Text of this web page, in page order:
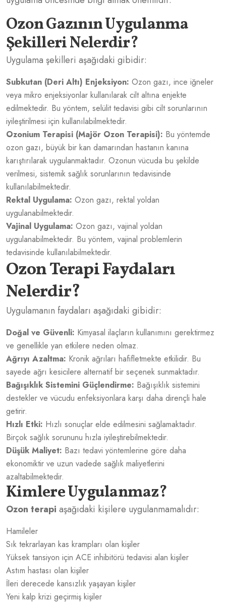
Ozon Gazının Uygulanma
Şekilleri Nelerdir?
Uygulama şekilleri aşağıdaki gibidir:
Subkutan (Deri Altı) Enjeksiyon: Ozon gazı, ince iğneler
veya mikro enjeksiyonlar kullanılarak cilt altına enjekte
edilmektedir. Bu yöntem, selülit tedavisi gibi cilt sorunlarının
iyileştirilmesi için kullanılabilmektedir.
Ozonium Terapisi (Majör Ozon Terapisi): Bu yöntemde
ozon gazı, büyük bir kan damarından hastanın kanına
karıştırılarak uygulanmaktadır. Ozonun vücuda bu şekilde
verilmesi, sistemik sağlık sorunlarının tedavisinde
kullanılabilmektedir.
Rektal Uygulama: Ozon gazı, rektal yoldan
uygulanabilmektedir.
Vajinal Uygulama: Ozon gazı, vajinal yoldan
uygulanabilmektedir. Bu yöntem, vajinal problemlerin
tedavisinde kullanılabilmektedir.
Ozon Terapi Faydaları
Nelerdir?
Uygulamanın faydaları aşağıdaki gibidir:
Doğal ve Güvenli: Kimyasal ilaçların kullanımını gerektirmez
ve genellikle yan etkilere neden olmaz.
Ağrıyı Azaltma: Kronik ağrıları hafifletmekte etkilidir. Bu
sayede ağrı kesicilere alternatif bir seçenek sunmaktadır.
Bağışıklık Sistemini Güçlendirme: Bağışıklık sistemini
destekler ve vücudu enfeksiyonlara karşı daha dirençli hale
getirir.
Hızlı Etki: Hızlı sonuçlar elde edilmesini sağlamaktadır.
Birçok sağlık sorununu hızla iyileştirebilmektedir.
Düşük Maliyet: Bazı tedavi yöntemlerine göre daha
ekonomiktir ve uzun vadede sağlık maliyetlerini
azaltabilmektedir.
Kimlere Uygulanmaz?
Ozon terapi aşağıdaki kişilere uygulanmamalıdır:
Hamileler
Sık tekrarlayan kas krampları olan kişiler
Yüksek tansiyon için ACE inhibitörü tedavisi alan kişiler
Astım hastası olan kişiler
İleri derecede kansızlık yaşayan kişiler
Yeni kalp krizi geçirmiş kişiler